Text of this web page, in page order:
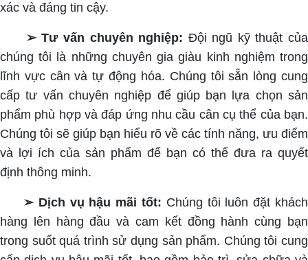
xác và đáng tin cậy.
➢ Tư vấn chuyên nghiệp: Đội ngũ kỹ thuật của
chúng tôi là những chuyên gia giàu kinh nghiệm trong
lĩnh vực cân và tự động hóa. Chúng tôi sẵn lòng cung
cấp tư vấn chuyên nghiệp để giúp bạn lựa chọn sản
phẩm phù hợp và đáp ứng nhu cầu cân cụ thể của bạn.
Chúng tôi sẽ giúp bạn hiểu rõ về các tính năng, ưu điểm
và lợi ích của sản phẩm để bạn có thể đưa ra quyết
định thông minh.
➢ Dịch vụ hậu mãi tốt: Chúng tôi luôn đặt khách
hàng lên hàng đầu và cam kết đồng hành cùng bạn
trong suốt quá trình sử dụng sản phẩm. Chúng tôi cung